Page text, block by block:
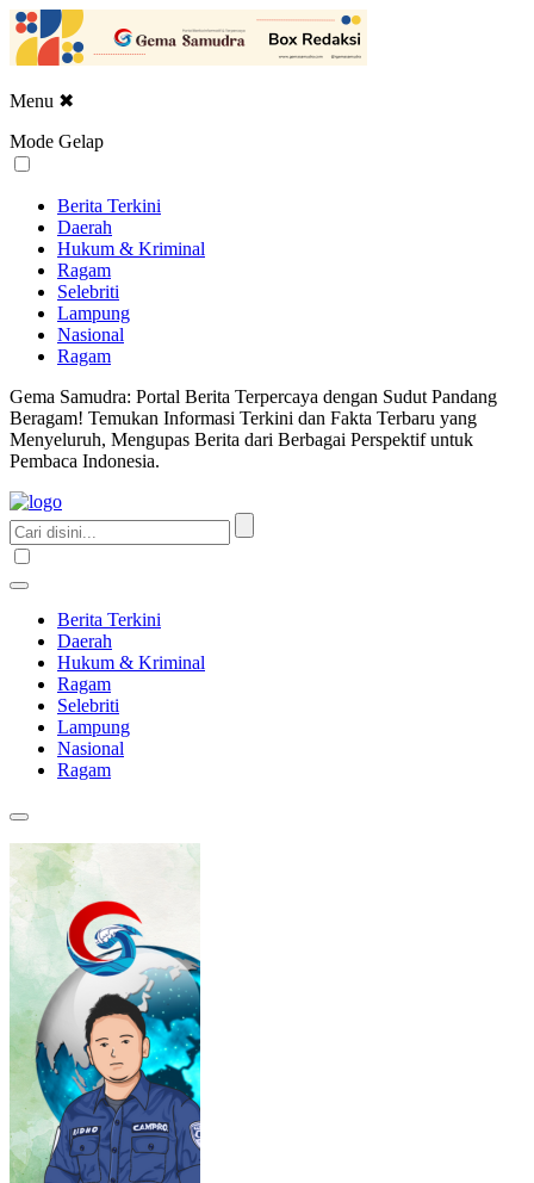
Menu ✖
Mode Gelap
Berita Terkini
Daerah
Hukum & Kriminal
Ragam
Selebriti
Lampung
Nasional
Ragam
Gema Samudra: Portal Berita Terpercaya dengan Sudut Pandang
Beragam! Temukan Informasi Terkini dan Fakta Terbaru yang
Menyeluruh, Mengupas Berita dari Berbagai Perspektif untuk
Pembaca Indonesia.
Berita Terkini
Daerah
Hukum & Kriminal
Ragam
Selebriti
Lampung
Nasional
Ragam